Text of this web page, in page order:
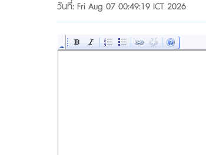
วันที่: Fri Aug 07 00:49:19 ICT 2026